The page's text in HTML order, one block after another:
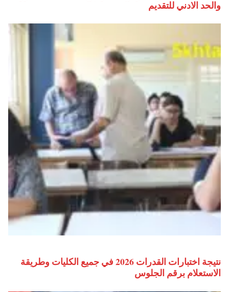
والحد الادني للتقديم
نتيجة اختبارات القدرات 2026 في جميع الكليات وطريقة
الاستعلام برقم الجلوس